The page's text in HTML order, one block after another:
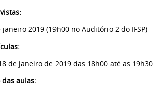
janeiro 2019 (19h00 no Auditório 2 do IFSP)
de janeiro de 2019 das 18h00 até as 19h30
das aulas: